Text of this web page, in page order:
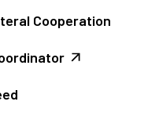
Cooperation